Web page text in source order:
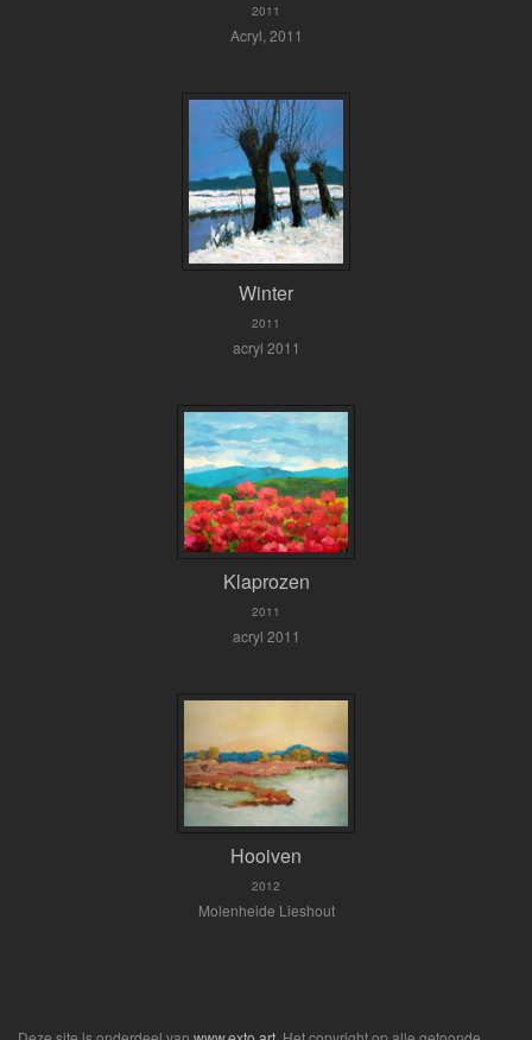
2011
Acryl, 2011
Winter
2011
acryl 2011
Klaprozen
2011
acryl 2011
Hooiven
2012
Molenheide Lieshout